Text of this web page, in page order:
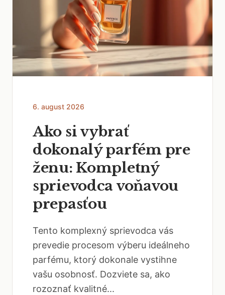
6. august 2026
Ako si vybrať
dokonalý parfém pre
ženu: Kompletný
sprievodca voňavou
prepasťou
Tento komplexný sprievodca vás
prevedie procesom výberu ideálneho
parfému, ktorý dokonale vystihne
vašu osobnosť. Dozviete sa, ako
rozoznať kvalitné...